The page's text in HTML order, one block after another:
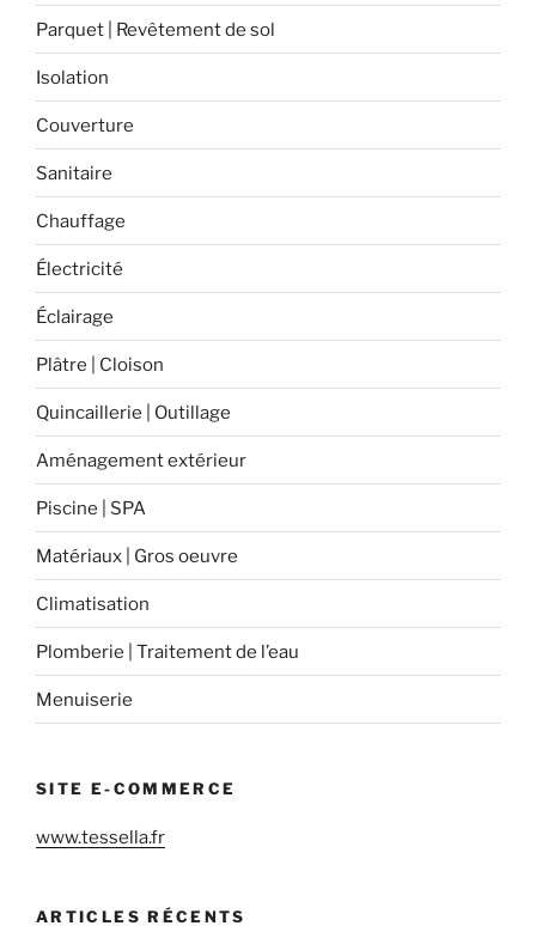
beaux
jours »
Parquet | Revêtement de sol
Isolation
Couverture
Sanitaire
Chauffage
Électricité
Éclairage
Plâtre | Cloison
Quincaillerie | Outillage
Aménagement extérieur
Piscine | SPA
Matériaux | Gros oeuvre
Climatisation
Plomberie | Traitement de l’eau
Menuiserie
SITE E-COMMERCE
www.tessella.fr
ARTICLES RÉCENTS